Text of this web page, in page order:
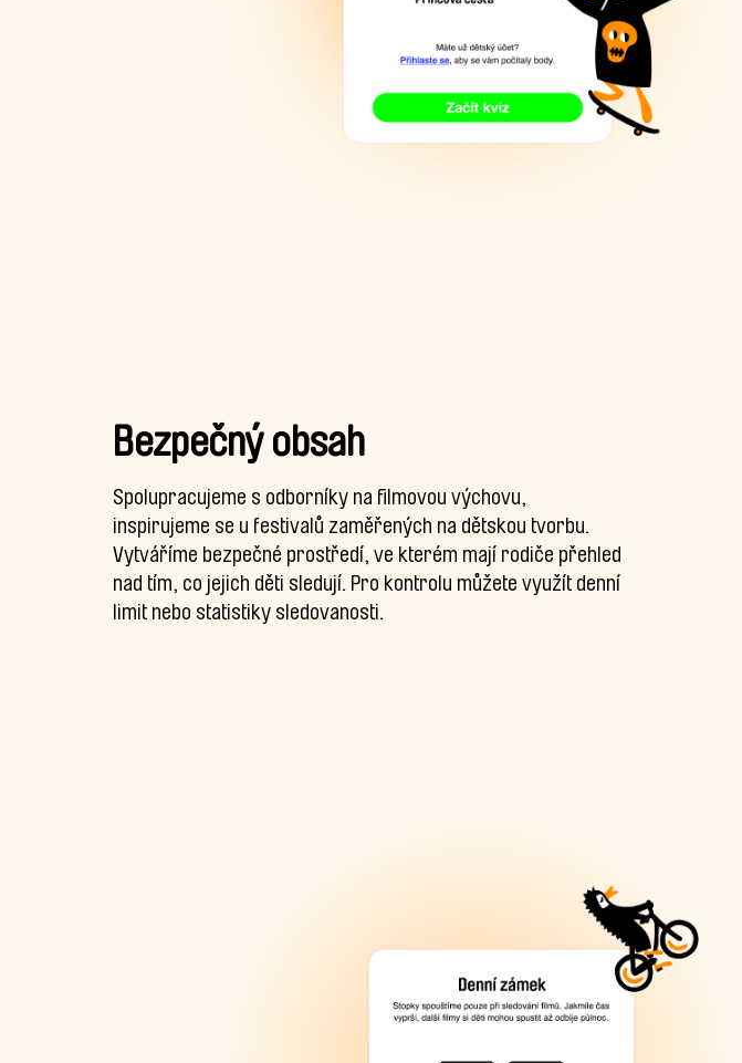
Bezpečný obsah
Spolupracujeme s odborníky na filmovou výchovu,
inspirujeme se u festivalů zaměřených na dětskou tvorbu.
Vytváříme bezpečné prostředí, ve kterém mají rodiče přehled
nad tím, co jejich děti sledují. Pro kontrolu můžete využít denní
limit nebo statistiky sledovanosti.